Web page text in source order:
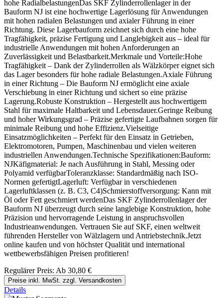
hohe RadialbelastungenDas SKF Zylinderrollenlager in der
Bauform NJ ist eine hochwertige Lagerlösung für Anwendungen
mit hohen radialen Belastungen und axialer Führung in einer
Richtung. Diese Lagerbauform zeichnet sich durch eine hohe
Tragfähigkeit, präzise Fertigung und Langlebigkeit aus – ideal für
industrielle Anwendungen mit hohen Anforderungen an
Zuverlässigkeit und Belastbarkeit.Merkmale und Vorteile:Hohe
Tragfähigkeit – Dank der Zylinderrollen als Wälzkörper eignet sich
das Lager besonders für hohe radiale Belastungen.Axiale Führung
in einer Richtung – Die Bauform NJ ermöglicht eine axiale
Verschiebung in einer Richtung und sichert so eine präzise
Lagerung.Robuste Konstruktion – Hergestellt aus hochwertigem
Stahl für maximale Haltbarkeit und Lebensdauer.Geringe Reibung
und hoher Wirkungsgrad – Präzise gefertigte Laufbahnen sorgen für
minimale Reibung und hohe Effizienz.Vielseitige
Einsatzmöglichkeiten – Perfekt für den Einsatz in Getrieben,
Elektromotoren, Pumpen, Maschinenbau und vielen weiteren
industriellen Anwendungen.Technische Spezifikationen:Bauform:
NJKäfigmaterial: Je nach Ausführung in Stahl, Messing oder
Polyamid verfügbarToleranzklasse: Standardmäßig nach ISO-
Normen gefertigtLagerluft: Verfügbar in verschiedenen
Lagerluftklassen (z. B. C3, C4)Schmierstoffversorgung: Kann mit
Öl oder Fett geschmiert werdenDas SKF Zylinderrollenlager der
Bauform NJ überzeugt durch seine langlebige Konstruktion, hohe
Präzision und hervorragende Leistung in anspruchsvollen
Industrieanwendungen. Vertrauen Sie auf SKF, einen weltweit
führenden Hersteller von Wälzlagern und Antriebstechnik.Jetzt
online kaufen und von höchster Qualität und international
wettbewerbsfähigen Preisen profitieren!
Regulärer Preis: Ab 30,80 €
Preise inkl. MwSt. zzgl. Versandkosten
Details